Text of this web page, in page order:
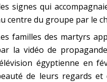
signes qui
centre du groupe par le
familles des martyrs
la vidéo de
égyptienne en
de leurs regards et